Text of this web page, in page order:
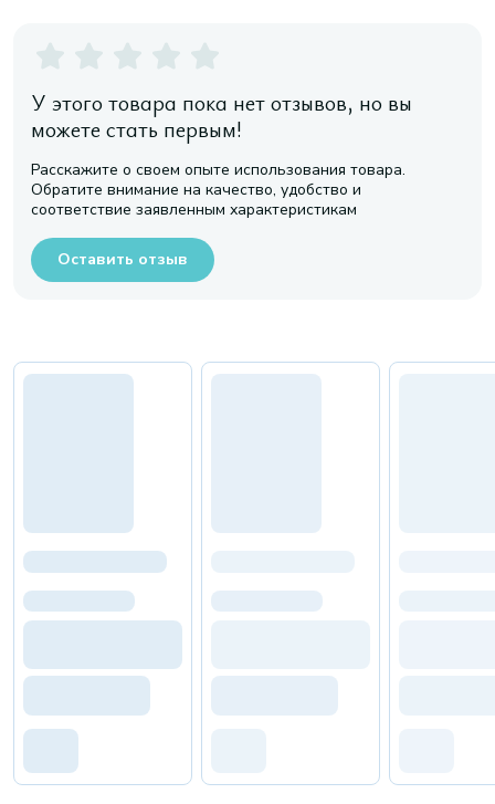
У этого товара пока нет отзывов, но вы
можете стать первым!
Расскажите о своем опыте использования товара.
Обратите внимание на качество, удобство и
соответствие заявленным характеристикам
Оставить отзыв